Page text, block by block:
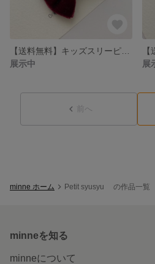
展示中
展
前へ
minne ホーム Petit syusyu の作品一覧
minneを知る
minneについて